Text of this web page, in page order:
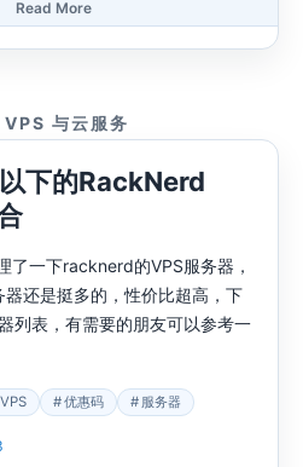
Read More
VPS 与云服务
下的RackNerd
了一下racknerd的VPS服务器，
还是挺多的，性价比超高，下
列表，有需要的朋友可以参考一
VPS 优惠码 服务器